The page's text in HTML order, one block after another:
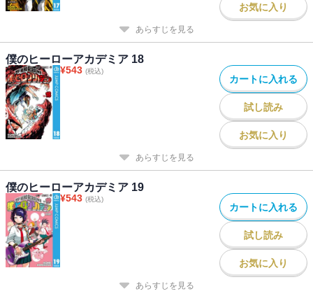
お気に入り
あらすじを見る
僕のヒーローアカデミア 18
¥543 (税込)
カートに入れる
試し読み
お気に入り
あらすじを見る
僕のヒーローアカデミア 19
¥543 (税込)
カートに入れる
試し読み
お気に入り
あらすじを見る